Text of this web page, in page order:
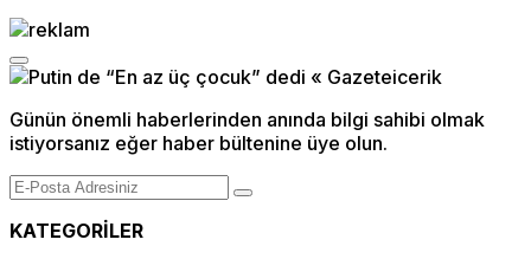
Günün önemli haberlerinden anında bilgi sahibi olmak
istiyorsanız eğer haber bültenine üye olun.
KATEGORİLER